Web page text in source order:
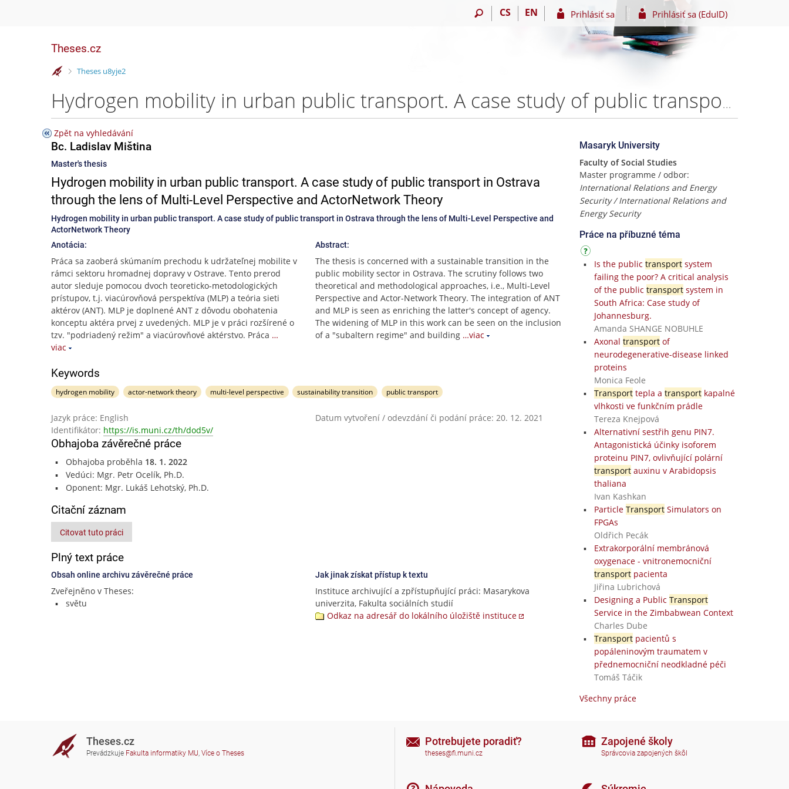
CS EN Prihlásiť sa Prihlásiť sa (EduID)
Theses.cz
>
Theses u8yje2
Hydrogen mobility in urban public transport. A case study of public transport in Ostrava through the lens of Multi-Level Perspective and ActorNetwork Theory – Bc. Ladislav Miština
Zpět na vyhledávání
Bc. Ladislav Miština
Master's thesis
Hydrogen mobility in urban public transport. A case study of public transport in Ostrava
through the lens of Multi-Level Perspective and ActorNetwork Theory
Hydrogen mobility in urban public transport. A case study of public transport in Ostrava through the lens of Multi-Level Perspective and
ActorNetwork Theory
Anotácia:
Práca sa zaoberá skúmaním prechodu k udržateľnej mobilite v
rámci sektoru hromadnej dopravy v Ostrave. Tento prerod
autor sleduje pomocou dvoch teoreticko-metodologických
prístupov, t.j. viacúrovňová perspektíva (MLP) a teória sieti
aktérov (ANT). MLP je doplnené ANT z dôvodu obohatenia
konceptu aktéra prvej z uvedených. MLP je v práci rozšírené o
tzv. "podriadený režim" a viacúrovňové aktérstvo. Práca …
viac
Abstract:
The thesis is concerned with a sustainable transition in the
public mobility sector in Ostrava. The scrutiny follows two
theoretical and methodological approaches, i.e., Multi-Level
Perspective and Actor-Network Theory. The integration of ANT
and MLP is seen as enriching the latter's concept of agency.
The widening of MLP in this work can be seen on the inclusion
of a "subaltern regime" and building …viac
Keywords
hydrogen mobility actor-network theory multi-level perspective sustainability transition public transport
Jazyk práce: English
Datum vytvoření / odevzdání či podání práce: 20. 12. 2021
Identifikátor: https://is.muni.cz/th/dod5v/
Obhajoba závěrečné práce
Obhajoba proběhla 18. 1. 2022
Vedúci: Mgr. Petr Ocelík, Ph.D.
Oponent: Mgr. Lukáš Lehotský, Ph.D.
Citační záznam
Citovat tuto práci
Plný text práce
Obsah online archivu závěrečné práce
Zveřejněno v Theses:
světu
Jak jinak získat přístup k textu
Instituce archivující a zpřístupňující práci: Masarykova
univerzita, Fakulta sociálních studií
Odkaz na adresář do lokálního úložiště instituce
Masaryk University
Faculty of Social Studies
Master programme / odbor:
International Relations and Energy
Security / International Relations and
Energy Security
Práce na příbuzné téma
Is the public transportsystem
failing the poor? A critical analysis
of the public transportsystem in
South Africa: Case study of
Johannesburg.
Amanda SHANGE NOBUHLE
Axonal transportof
neurodegenerative-disease linked
proteins
Monica Feole
Transporttepla a transportkapalné
vlhkosti ve funkčním prádle
Tereza Knejpová
Alternativní sestřih genu PIN7.
Antagonistická účinky isoforem
proteinu PIN7, ovlivňující polární
transportauxinu v Arabidopsis
thaliana
Ivan Kashkan
Particle TransportSimulators on
FPGAs
Oldřich Pecák
Extrakorporální membránová
oxygenace - vnitronemocniční
transportpacienta
Jiřina Lubrichová
Designing a Public Transport
Service in the Zimbabwean Context
Charles Dube
Transportpacientů s
popáleninovým traumatem v
přednemocniční neodkladné péči
Tomáš Táčik
Všechny práce
Theses.cz
Prevádzkuje Fakulta informatiky MU, Více o Theses
Potrebujete poradiť?
theses@fi.muni.cz
Zapojené školy
Správcovia zapojených škôl